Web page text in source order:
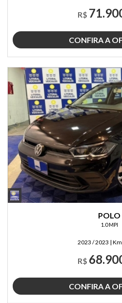
R$
CONFIRA A
POLO
1.0 MPI
2023 / 2023 |
R$
CONFIRA A